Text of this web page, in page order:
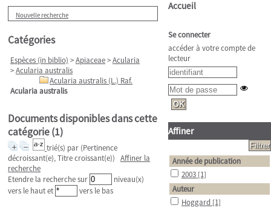
Nouvelle recherche
Catégories
Espèces (in biblio) >Apiaceae>Acularia
>Acularia australis
Acularia australis (L.) Raf.
Acularia australis
Documents disponibles dans cette
catégorie (1)
trié(s) par (Pertinence
décroissant(e), Titre croissant(e)) Affiner la
recherche
Etendre la recherche sur
niveau(x)
vers le haut et
vers le bas
Accueil
Se connecter
accéder à votre compte de
lecteur
Affiner
Année de publication
2003 [1]
Auteur
Hoggard [1]